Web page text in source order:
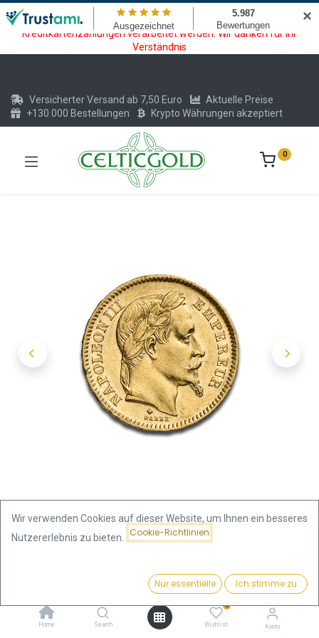
Wartungsarbeiten am Kreditkarten und Krypto Bezahlmodul. In der
Zeit vom 20.07. - 09.08.2026 können keine Krypto oder
Kreditkartenzahlungen verarbeitet werden. Wir danken für Ihr
Verständnis
Preis:
715,47€ Kaufen
Home Search
0
Wishlist Konto
Versicherter Versand ab 7,50 Euro
Aktuelle Preise
+130.000 Bestellungen
Krypto Währungen akzeptiert
0
20 Franken Napoleon III. Goldmünze | 1861-1870 | Frankreich
20 Franken Napoleon III.
Wir verwenden Cookies auf dieser Website, um Ihnen ein besseres
Nutzererlebnis zu bieten.
Cookie-Richtlinien
Nur essentielle Ich stimme zu
✕